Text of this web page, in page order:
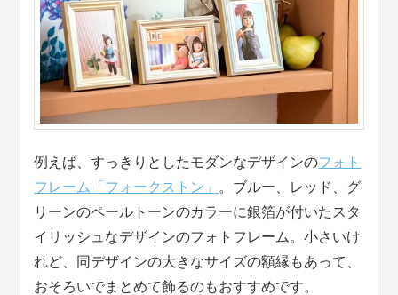
例えば、すっきりとしたモダンなデザインのフォト
フレーム「フォークストン」 。ブルー、レッド、グ
リーンのペールトーンのカラーに銀箔が付いたスタ
イリッシュなデザインのフォトフレーム。小さいけ
れど、同デザインの大きなサイズの額縁もあって、
おそろいでまとめて飾るのもおすすめです。